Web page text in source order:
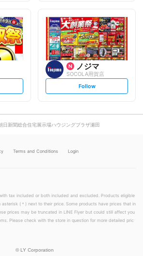
l
o
w
ノジマ
SOCOLA用賀店
s
t
o
w
Follow
日新聞総合住宅展示場ハウジングプラザ瀬田
Terms and Conditions Login
tax included or both included and excluded. Products eligible
(＊) next to their price. Some products have prices that in
prices may be truncated in LINE Flyer but could still affect you
Please check with the store in question for more detailed pric
© LY Corporation